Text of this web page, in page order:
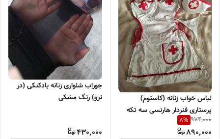
لباس خواب زنانه (کاستوم)
پرستاری فنردار هارنسی سه تکه
974,000
8%
890,000
جوراب شلواری زنانه بادکنکی (در
نرو) رنگ مشکی
430,000